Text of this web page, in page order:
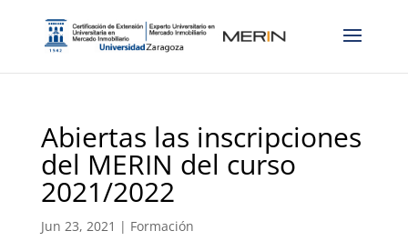
Abiertas las inscripciones
del MERIN del curso
2021/2022
Jun 23, 2021 | Formación